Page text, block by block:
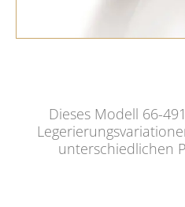
Dieses Modell 66-
unterschiedlichen